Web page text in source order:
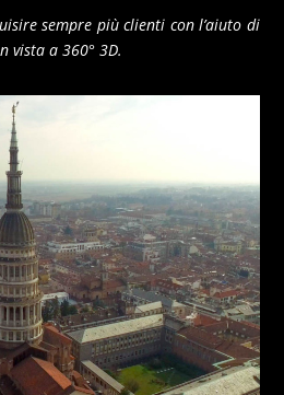
sempre più clienti con l’aiuto di
vista a 360° 3D.